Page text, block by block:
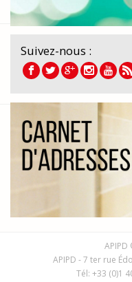
Suivez-nous :
APIPD - 7 ter rue
Tél: +33 (0)1